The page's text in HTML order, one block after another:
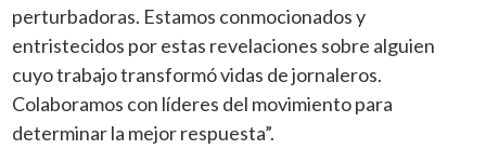
perturbadoras. Estamos conmocionados y
entristecidos por estas revelaciones sobre alguien
cuyo trabajo transformó vidas de jornaleros.
Colaboramos con líderes del movimiento para
determinar la mejor respuesta”.